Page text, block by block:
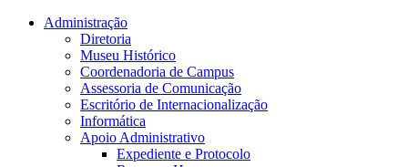
Conteúdo principal Menu principal
Administração
Diretoria
Museu Histórico
Coordenadoria de Campus
Assessoria de Comunicação
Escritório de Internacionalização
Informática
Apoio Administrativo
Expediente e Protocolo